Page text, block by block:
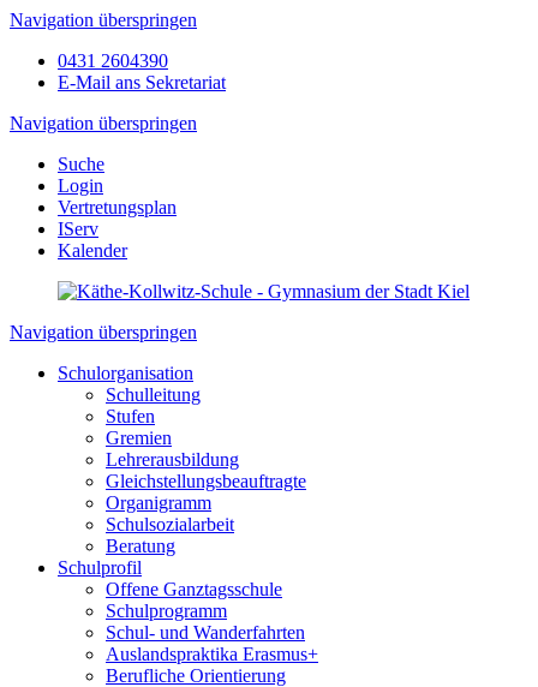
Navigation überspringen
0431 2604390
E-Mail ans Sekretariat
Navigation überspringen
Suche
Login
Vertretungsplan
IServ
Kalender
Navigation überspringen
Schulorganisation
Schulleitung
Stufen
Gremien
Lehrerausbildung
Gleichstellungsbeauftragte
Organigramm
Schulsozialarbeit
Beratung
Schulprofil
Offene Ganztagsschule
Schulprogramm
Schul- und Wanderfahrten
Auslandspraktika Erasmus+
Berufliche Orientierung